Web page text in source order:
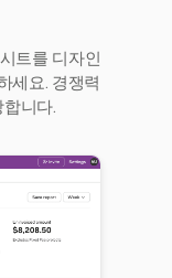
트를 디자인
세요. 경쟁력
니다.